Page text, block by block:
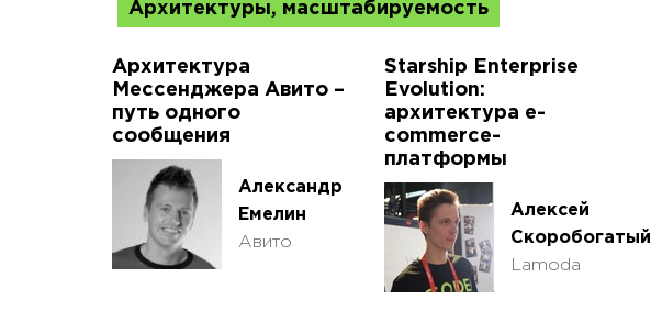
Архитектуры, масштабируемость
Архитектура
Мессенджера Авито –
путь одного
сообщения
Александр
Емелин
Авито
Starship Enterprise
Evolution:
архитектура e-
commerce-
платформы
Алексей
Скоробогатый
Lamoda